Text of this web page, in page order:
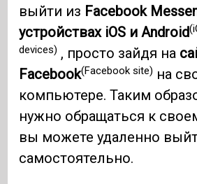
выйти из Facebook
устройствах iOS и Android
devices) , просто зайдя на
Facebook(Facebook site) на
компьютере. Таким
нужно обращаться к
вы можете удаленно
самостоятельно.